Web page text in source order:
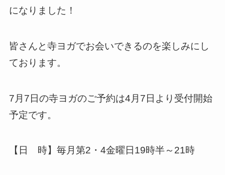
になりました！
皆さんと寺ヨガでお会いできるのを楽しみにし
ております。
7月7日の寺ヨガのご予約は4月7日より受付開始
予定です。
【日 時】毎月第2・4金曜日19時半～21時